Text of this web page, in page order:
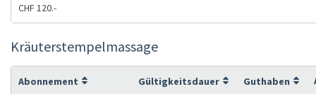
CHF 120.-
Kräuterstempelmassage
Abonnement Gültigkeitsdauer Guthaben